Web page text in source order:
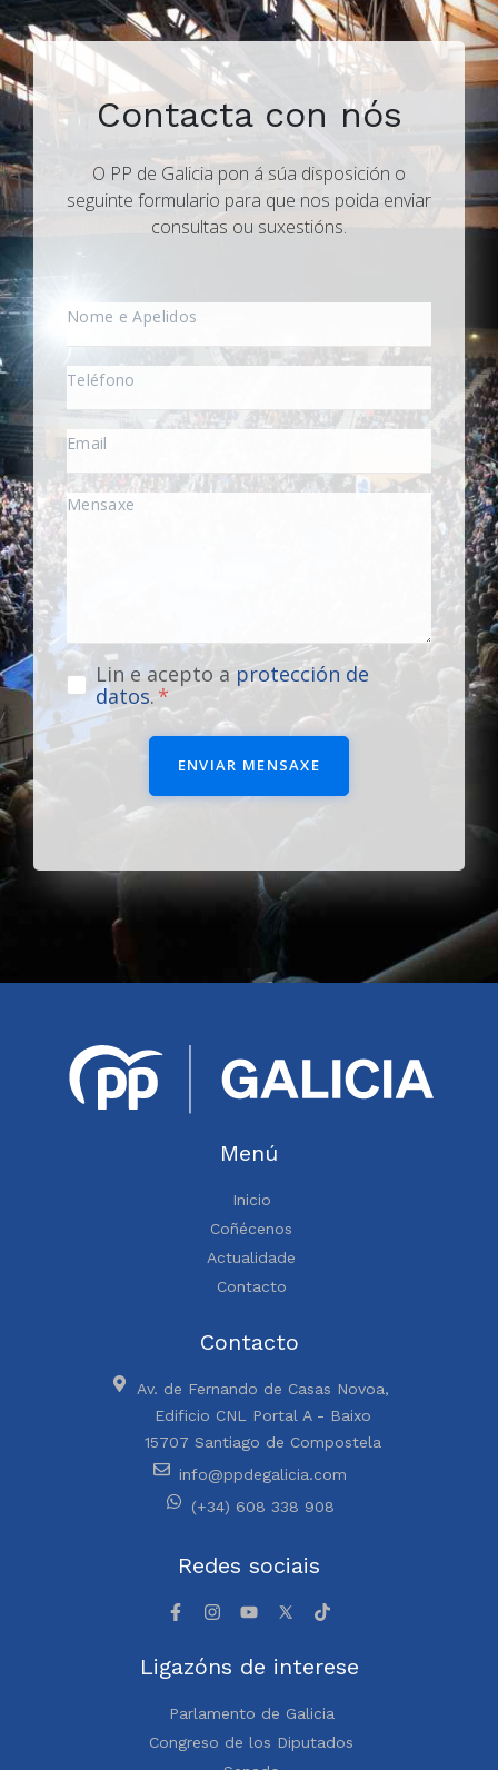
Contacta con nós
O PP de Galicia pon á súa disposición o
seguinte formulario para que nos poida enviar
consultas ou suxestións.
Lin e acepto a protección de
datos.
ENVIAR MENSAXE
Menú
Inicio
Coñécenos
Actualidade
Contacto
Contacto
Av. de Fernando de Casas Novoa,
Edificio CNL Portal A - Baixo
15707 Santiago de Compostela
info@ppdegalicia.com
(+34) 608 338 908
Redes sociais
Ligazóns de interese
Parlamento de Galicia
Congreso de los Diputados